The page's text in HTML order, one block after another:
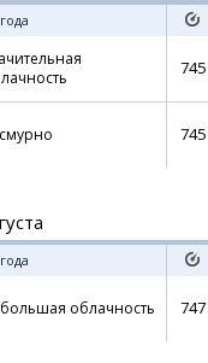
745
745
облачность 747